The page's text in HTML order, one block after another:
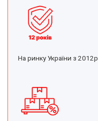
На ринку України з 2012р